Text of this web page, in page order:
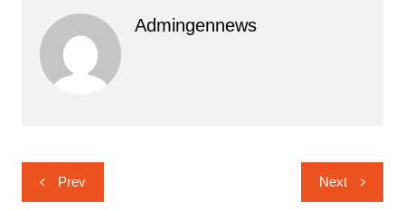
Admingennews
Navigasi
pos
Prev Next